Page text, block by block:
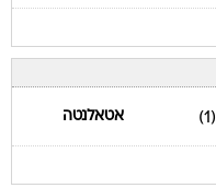
(1) אטאלנטה